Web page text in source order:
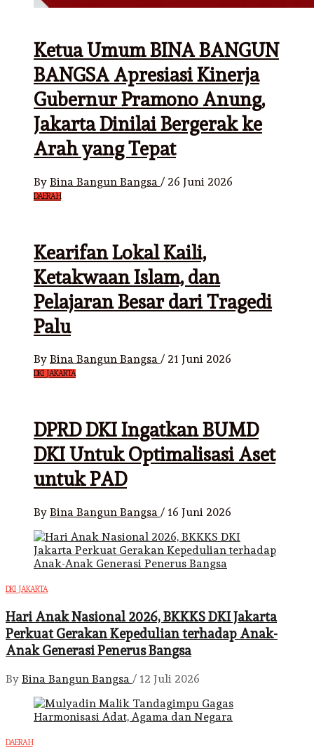
Ketua Umum BINA BANGUN
BANGSA Apresiasi Kinerja
Gubernur Pramono Anung,
Jakarta Dinilai Bergerak ke
Arah yang Tepat
By Bina Bangun Bangsa / 26 Juni 2026
DAERAH
Kearifan Lokal Kaili,
Ketakwaan Islam, dan
Pelajaran Besar dari Tragedi
Palu
By Bina Bangun Bangsa / 21 Juni 2026
DKI JAKARTA
DPRD DKI Ingatkan BUMD
DKI Untuk Optimalisasi Aset
untuk PAD
By Bina Bangun Bangsa / 16 Juni 2026
DKI JAKARTA
Hari Anak Nasional 2026, BKKKS DKI Jakarta
Perkuat Gerakan Kepedulian terhadap Anak-
Anak Generasi Penerus Bangsa
By Bina Bangun Bangsa / 12 Juli 2026
DAERAH